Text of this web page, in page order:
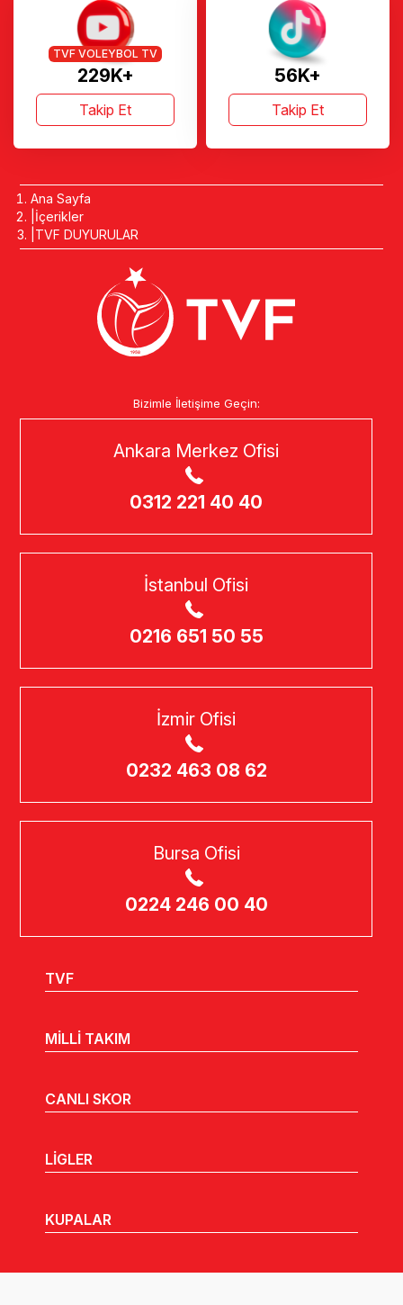
229K+
TVF VOLEYBOL TV
Takip Et
56K+
Takip Et
Ana Sayfa
İçerikler
TVF DUYURULAR
Bizimle İletişime Geçin:
Ankara Merkez Ofisi
0312 221 40 40
İstanbul Ofisi
0216 651 50 55
İzmir Ofisi
0232 463 08 62
Bursa Ofisi
0224 246 00 40
TVF
MİLLİ TAKIM
CANLI SKOR
LİGLER
KUPALAR